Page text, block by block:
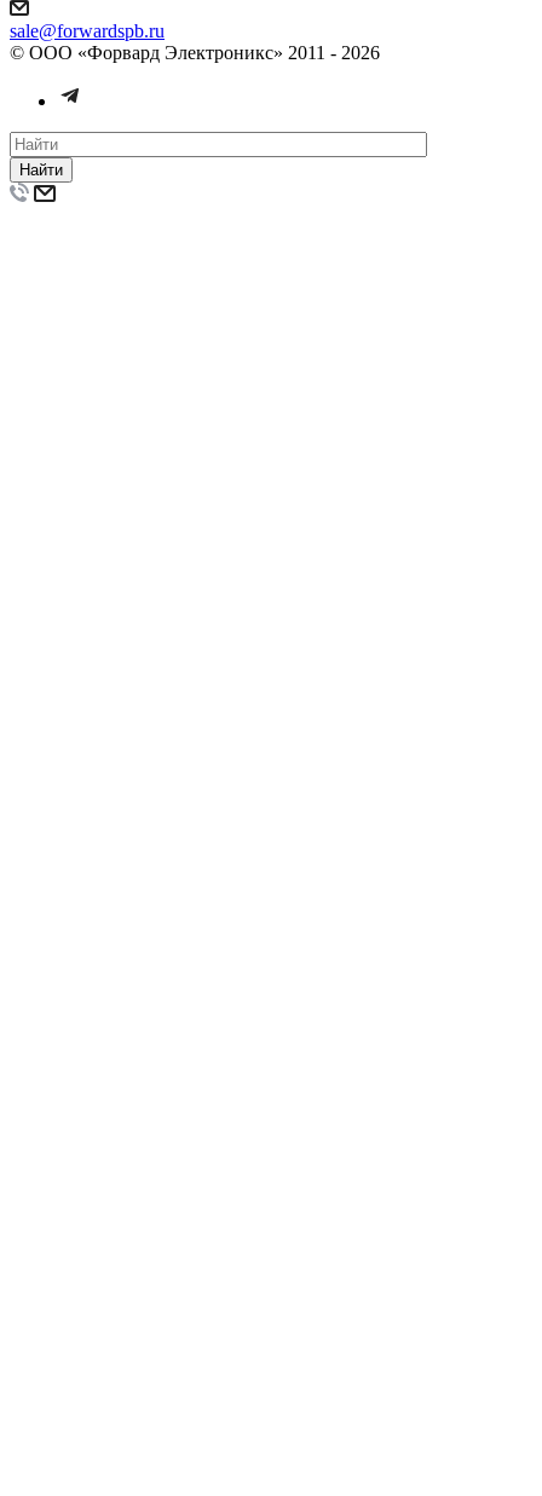
sale@forwardspb.ru
© ООО «Форвард Электроникс» 2011 - 2026
Найти